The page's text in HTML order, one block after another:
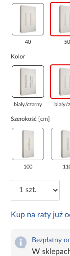
40 50
Kolor
biały/czarny biały/
Szerokość [cm]
100
Kup na raty już
Bezpłatny
W